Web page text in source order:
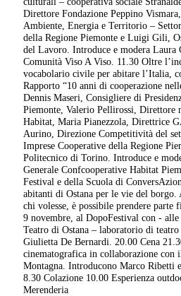
Direttore Fondazione Peppino
Ambiente, Energia e Territorio –
della Regione Piemonte e Luigi Gili,
del Lavoro. Introduce e modera Laura
Comunità Viso A Viso. 11.30 Oltre
vocabolario civile per abitare l’Italia,
Rapporto “10 anni di cooperazione
Dennis Maseri, Consigliere di
Piemonte, Valerio Pellirossi, Direttore
Habitat, Maria Pianezzola, Direttrice
Aurino, Direzione Competitività del
Imprese Cooperative della Regione
Politecnico di Torino. Introduce e
Generale Confcooperative Habitat
Festival e della Scuola di
abitanti di Ostana per le vie del
chi volesse, è possibile prendere parte
9 novembre, al DopoFestival con -
Teatro di Ostana – laboratorio di
Giulietta De Bernardi. 20.00 Cena
cinematografica in collaborazione con
Montagna. Introducono Marco Ribetti
8.30 Colazione 10.00 Esperienza
Merenderia